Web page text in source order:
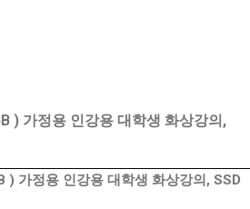
) 가정용 인강용 대학생 화상강의,
가정용 인강용 대학생 화상강의, SSD